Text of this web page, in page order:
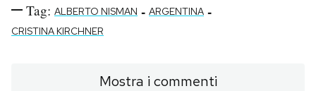
Tag: ALBERTO NISMAN - ARGENTINA -
CRISTINA KIRCHNER
Mostra i commenti